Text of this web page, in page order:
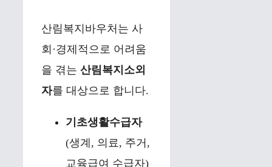
산림복지바우처는 사
회·경제적으로 어려움
을 겪는 산림복지소외
자를 대상으로 합니다.
기초생활수급자
(생계, 의료, 주거,
교육급여 수급자)